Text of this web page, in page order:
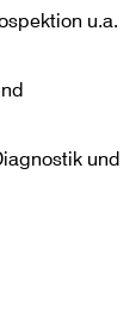
u.a.
und